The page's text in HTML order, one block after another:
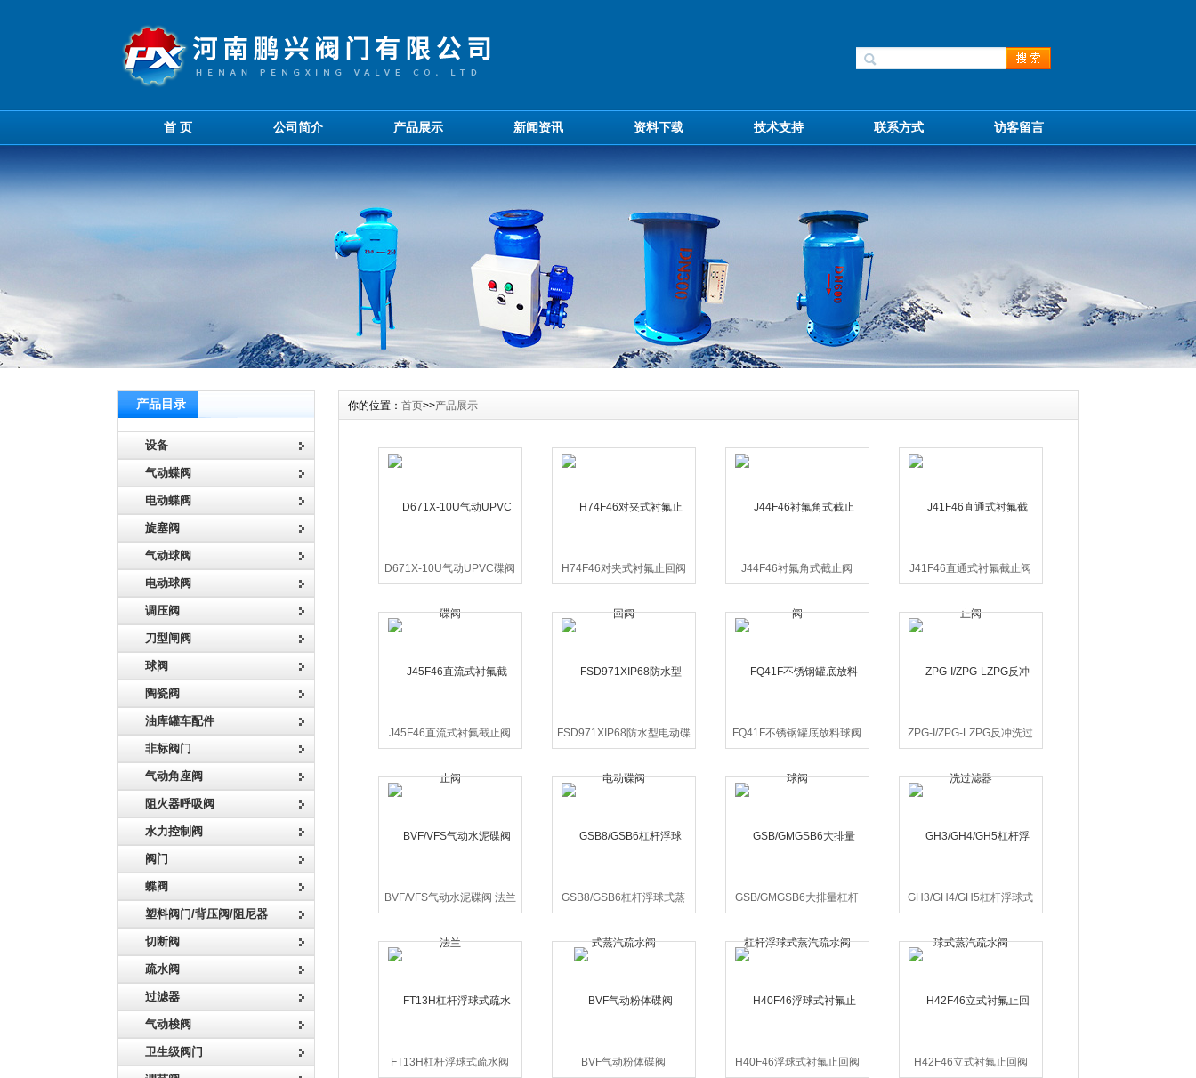
首 页 公司简介 产品展示 新闻资讯 资料下载 技术支持 联系方式 访客留言
产品目录
设备
气动蝶阀
电动蝶阀
旋塞阀
气动球阀
电动球阀
调压阀
刀型闸阀
球阀
陶瓷阀
油库罐车配件
非标阀门
气动角座阀
阻火器呼吸阀
水力控制阀
阀门
蝶阀
塑料阀门/背压阀/阻尼器
切断阀
疏水阀
过滤器
气动梭阀
卫生级阀门
你的位置： 首页>>产品展示
D671X-10U气动UPVC碟阀 H74F46对夹式衬氟止回阀 J44F46衬氟角式截止阀 J41F46直通式衬氟截止阀
J45F46直流式衬氟截止阀
FSD971XIP68防水型电动碟
阀
FQ41F不锈钢罐底放料球阀
ZPG-I/ZPG-LZPG反冲洗过
滤器
BVF/VFS气动水泥碟阀 法兰
GSB8/GSB6杠杆浮球式蒸
汽疏水阀
GSB/GMGSB6大排量杠杆
浮球式蒸汽疏水阀
GH3/GH4/GH5杠杆浮球式
蒸汽疏水阀
FT13H杠杆浮球式疏水阀 BVF气动粉体碟阀 H40F46浮球式衬氟止回阀 H42F46立式衬氟止回阀